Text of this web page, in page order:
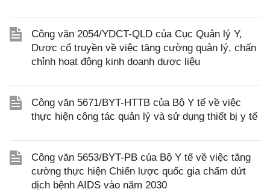
Công văn 2054/YDCT-QLD của Cục Quản lý Y,
Dược cổ truyền về việc tăng cường quản lý, chấn
chỉnh hoạt động kinh doanh dược liệu
Công văn 5671/BYT-HTTB của Bộ Y tế về việc
thực hiện công tác quản lý và sử dụng thiết bị y tế
Công văn 5653/BYT-PB của Bộ Y tế về việc tăng
cường thực hiện Chiến lược quốc gia chấm dứt
dịch bệnh AIDS vào năm 2030